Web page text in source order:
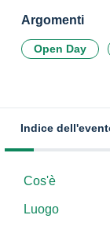
Argomenti
Open Day
Indice
Cos'è
Luogo